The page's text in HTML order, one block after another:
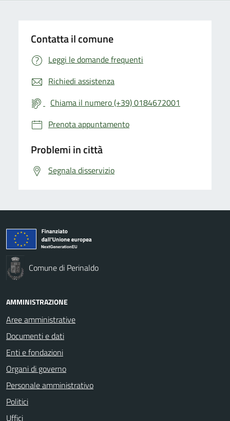
Contatta il comune
Leggi le domande frequenti
Richiedi assistenza
Chiama il numero (+39) 0184672001
Prenota appuntamento
Problemi in città
Segnala disservizio
Comune di Perinaldo
AMMINISTRAZIONE
Aree amministrative
Documenti e dati
Enti e fondazioni
Organi di governo
Personale amministrativo
Politici
Uffici